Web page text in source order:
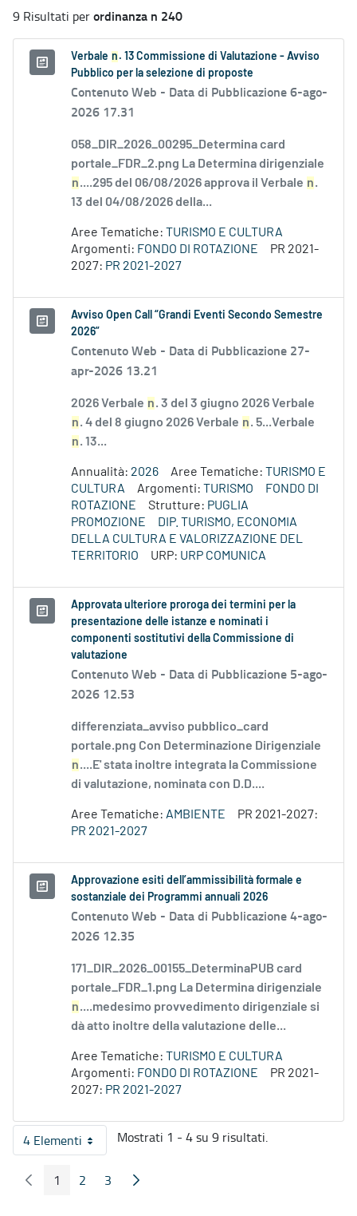
9 Risultati perordinanza n 240
Verbale n . 13 Commissione di Valutazione - Avviso
Pubblico per la selezione di proposte
Contenuto Web - Data di Pubblicazione 6-ago-
2026 17.31
058_DIR_2026_00295_Determina card
portale_FDR_2.png La Determina dirigenziale
n....295 del 06/08/2026 approva il Verbale n.
13 del 04/08/2026 della...
Aree Tematiche: TURISMO E CULTURA
Argomenti: FONDO DI ROTAZIONE
PR 2021-
2027: PR 2021-2027
Avviso Open Call “Grandi Eventi Secondo Semestre
2026”
Contenuto Web - Data di Pubblicazione 27-
apr-2026 13.21
2026 Verbale n. 3 del 3 giugno 2026 Verbale
n. 4 del 8 giugno 2026 Verbale n. 5...Verbale
n. 13...
Annualità: 2026 Aree Tematiche: TURISMO E
CULTURA
Argomenti: TURISMO
FONDO DI
ROTAZIONE
Strutture: PUGLIA
PROMOZIONE
DIP. TURISMO, ECONOMIA
DELLA CULTURA E VALORIZZAZIONE DEL
TERRITORIO
URP: URP COMUNICA
Approvata ulteriore proroga dei termini per la
presentazione delle istanze e nominati i
componenti sostitutivi della Commissione di
valutazione
Contenuto Web - Data di Pubblicazione 5-ago-
2026 12.53
differenziata_avviso pubblico_card
portale.png Con Determinazione Dirigenziale
n....E' stata inoltre integrata la Commissione
di valutazione, nominata con D.D....
Aree Tematiche: AMBIENTE
PR 2021-2027:
PR 2021-2027
Approvazione esiti dell’ammissibilità formale e
sostanziale dei Programmi annuali 2026
Contenuto Web - Data di Pubblicazione 4-ago-
2026 12.35
171_DIR_2026_00155_DeterminaPUB card
portale_FDR_1.png La Determina dirigenziale
n....medesimo provvedimento dirigenziale si
dà atto inoltre della valutazione delle...
Aree Tematiche: TURISMO E CULTURA
Argomenti: FONDO DI ROTAZIONE
PR 2021-
2027: PR 2021-2027
4 ElementiPer pagina
Mostrati 1 - 4 su 9 risultati.
Pagina Precedente
Pagina
1 Pagina
2 Pagina
3 Pagina Seguente